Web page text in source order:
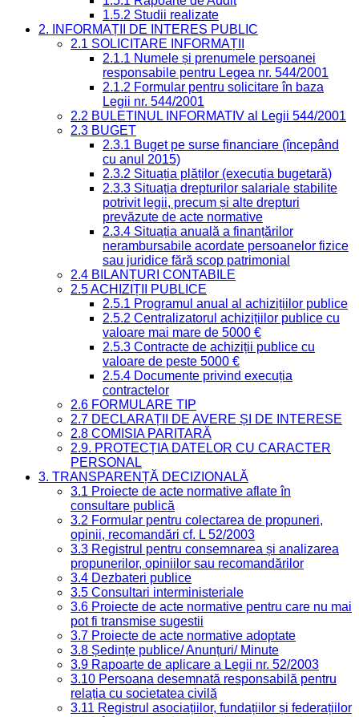
1.5.2 Studii realizate
2. INFORMAȚII DE INTERES PUBLIC
2.1 SOLICITARE INFORMAȚII
2.1.1 Numele și prenumele persoanei
responsabile pentru Legea nr. 544/2001
2.1.2 Formular pentru solicitare în baza
Legii nr. 544/2001
2.2 BULETINUL INFORMATIV al Legii 544/2001
2.3 BUGET
2.3.1 Buget pe surse financiare (începând
cu anul 2015)
2.3.2 Situația plăților (execuția bugetară)
2.3.3 Situația drepturilor salariale stabilite
potrivit legii, precum și alte drepturi
prevăzute de acte normative
2.3.4 Situația anuală a finanțărilor
nerambursabile acordate persoanelor fizice
sau juridice fără scop patrimonial
2.4 BILANȚURI CONTABILE
2.5 ACHIZIȚII PUBLICE
2.5.1 Programul anual al achizițiilor publice
2.5.2 Centralizatorul achizițiilor publice cu
valoare mai mare de 5000 €
2.5.3 Contracte de achiziții publice cu
valoare de peste 5000 €
2.5.4 Documente privind execuția
contractelor
2.6 FORMULARE TIP
2.7 DECLARAȚII DE AVERE ȘI DE INTERESE
2.8 COMISIA PARITARĂ
2.9. PROTECȚIA DATELOR CU CARACTER
PERSONAL
3. TRANSPARENȚĂ DECIZIONALĂ
3.1 Proiecte de acte normative aflate în
consultare publică
3.2 Formular pentru colectarea de propuneri,
opinii, recomandări cf. L 52/2003
3.3 Registrul pentru consemnarea și analizarea
propunerilor, opiniilor sau recomandărilor
3.4 Dezbateri publice
3.5 Consultari interministeriale
3.6 Proiecte de acte normative pentru care nu mai
pot fi transmise sugestii
3.7 Proiecte de acte normative adoptate
3.8 Ședințe publice/ Anunțuri/ Minute
3.9 Rapoarte de aplicare a Legii nr. 52/2003
3.10 Persoana desemnată responsabilă pentru
relația cu societatea civilă
3.11 Registrul asociațiilor, fundațiilor și federațiilor